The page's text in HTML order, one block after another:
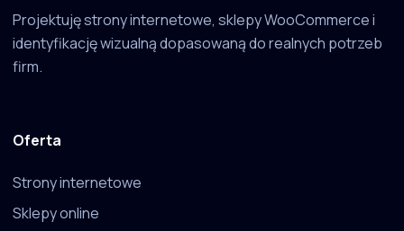
Projektuję strony internetowe, sklepy WooCommerce i
identyfikację wizualną dopasowaną do realnych potrzeb
firm.
Oferta
Strony internetowe
Sklepy online